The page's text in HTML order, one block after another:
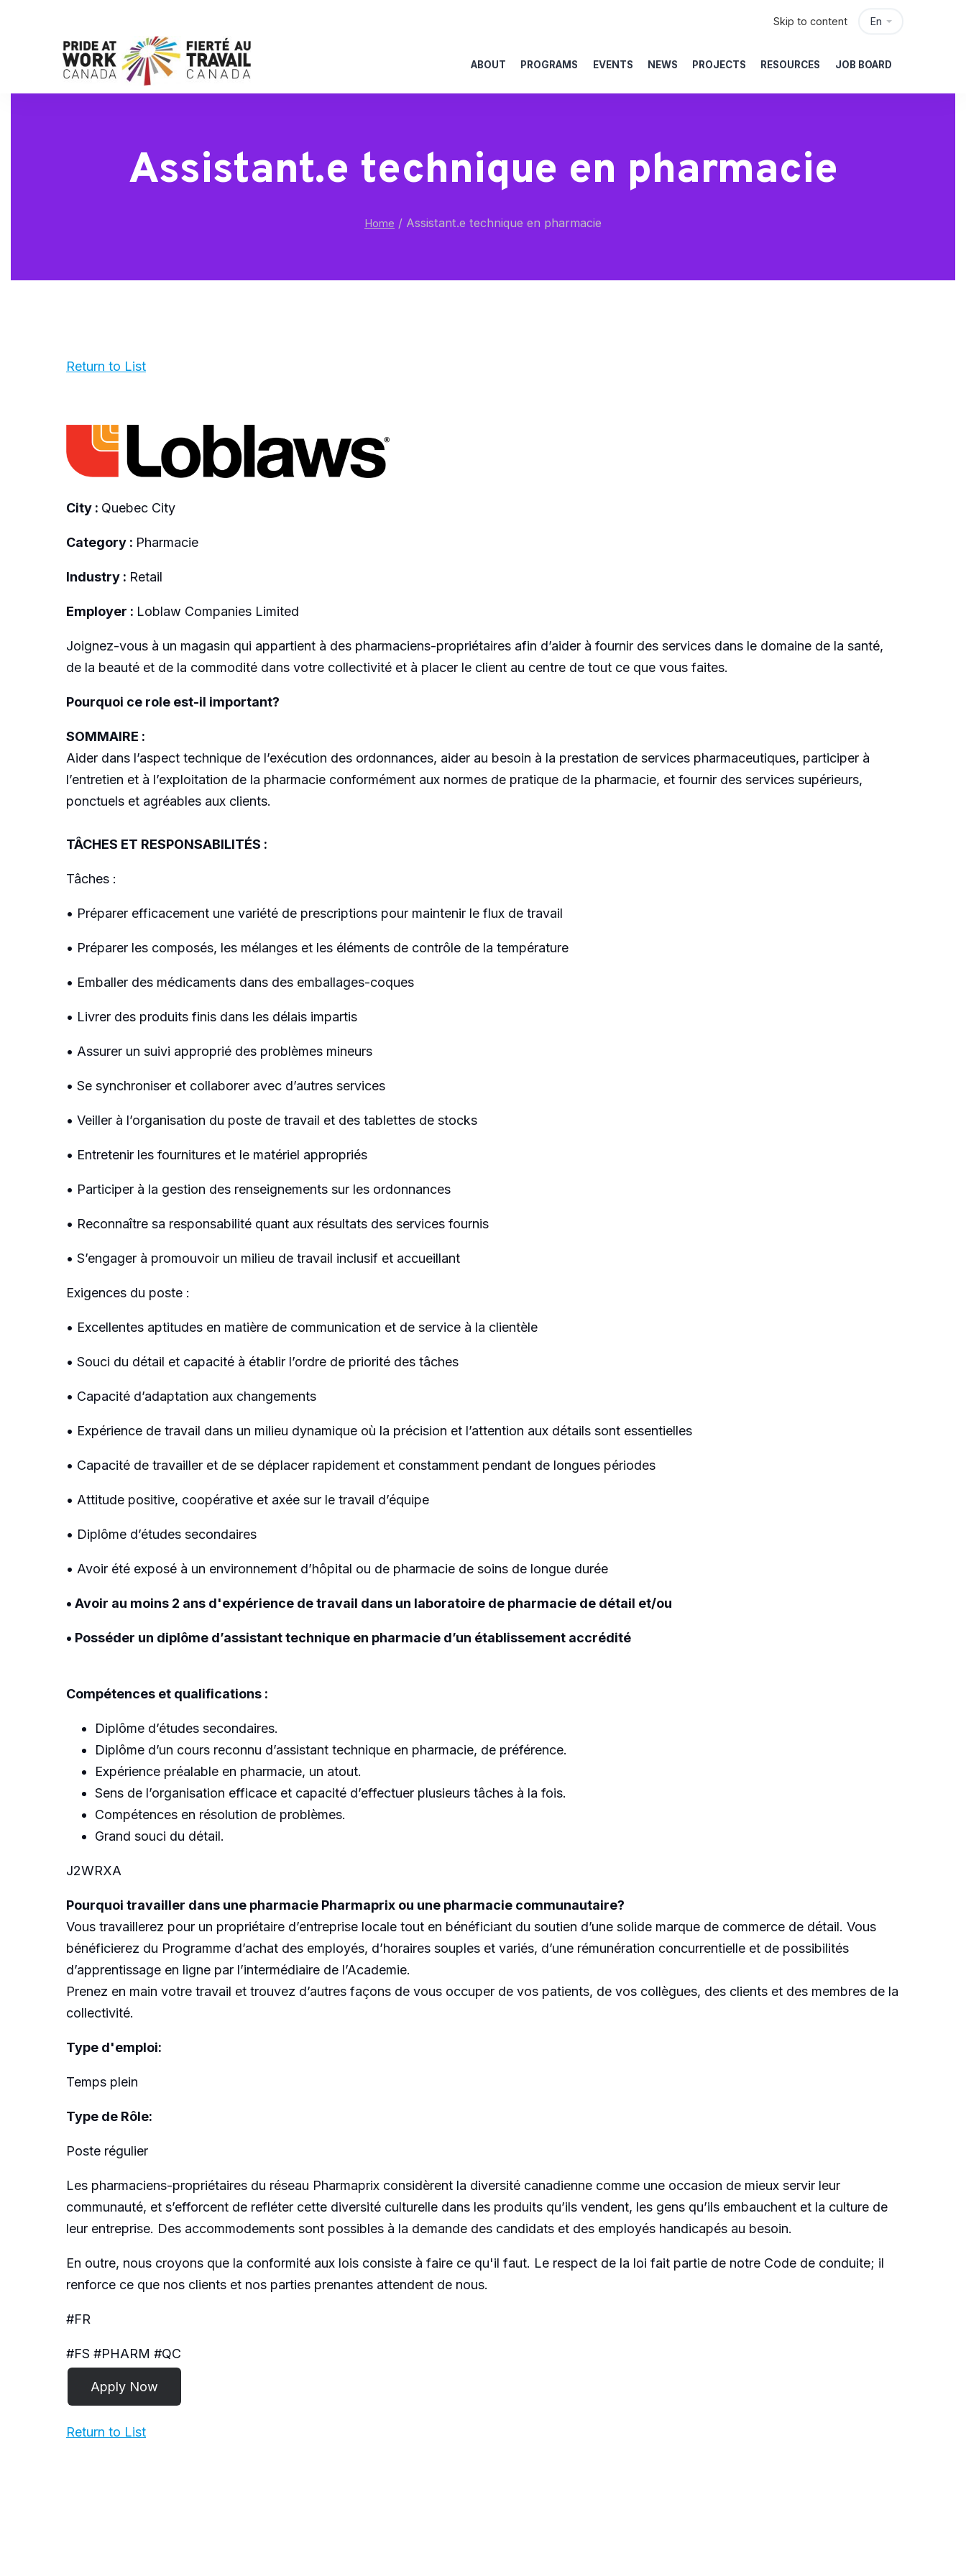
En
Skip to content
ABOUT PROGRAMS EVENTS NEWS PROJECTS RESOURCES JOB BOARD
Assistant.e technique en pharmacie
Home / Assistant.e technique en pharmacie
Return to List
City : Quebec City
Category : Pharmacie
Industry : Retail
Employer : Loblaw Companies Limited
Joignez-vous à un magasin qui appartient à des pharmaciens-propriétaires afin d’aider à fournir des services dans le domaine de la santé,
de la beauté et de la commodité dans votre collectivité et à placer le client au centre de tout ce que vous faites.
Pourquoi ce role est-il important?
SOMMAIRE :
Aider dans l’aspect technique de l’exécution des ordonnances, aider au besoin à la prestation de services pharmaceutiques, participer à
l’entretien et à l’exploitation de la pharmacie conformément aux normes de pratique de la pharmacie, et fournir des services supérieurs,
ponctuels et agréables aux clients.
TÂCHES ET RESPONSABILITÉS :
Tâches :
• Préparer efficacement une variété de prescriptions pour maintenir le flux de travail
• Préparer les composés, les mélanges et les éléments de contrôle de la température
• Emballer des médicaments dans des emballages-coques
• Livrer des produits finis dans les délais impartis
• Assurer un suivi approprié des problèmes mineurs
• Se synchroniser et collaborer avec d’autres services
• Veiller à l’organisation du poste de travail et des tablettes de stocks
• Entretenir les fournitures et le matériel appropriés
• Participer à la gestion des renseignements sur les ordonnances
• Reconnaître sa responsabilité quant aux résultats des services fournis
• S’engager à promouvoir un milieu de travail inclusif et accueillant
Exigences du poste :
• Excellentes aptitudes en matière de communication et de service à la clientèle
• Souci du détail et capacité à établir l’ordre de priorité des tâches
• Capacité d’adaptation aux changements
• Expérience de travail dans un milieu dynamique où la précision et l’attention aux détails sont essentielles
• Capacité de travailler et de se déplacer rapidement et constamment pendant de longues périodes
• Attitude positive, coopérative et axée sur le travail d’équipe
• Diplôme d’études secondaires
• Avoir été exposé à un environnement d’hôpital ou de pharmacie de soins de longue durée
• Avoir au moins 2 ans d'expérience de travail dans un laboratoire de pharmacie de détail et/ou
• Posséder un diplôme d’assistant technique en pharmacie d’un établissement accrédité
Compétences et qualifications :
Diplôme d’études secondaires.
Diplôme d’un cours reconnu d’assistant technique en pharmacie, de préférence.
Expérience préalable en pharmacie, un atout.
Sens de l’organisation efficace et capacité d’effectuer plusieurs tâches à la fois.
Compétences en résolution de problèmes.
Grand souci du détail.
J2WRXA
Pourquoi travailler dans une pharmacie Pharmaprix ou une pharmacie communautaire?
Vous travaillerez pour un propriétaire d’entreprise locale tout en bénéficiant du soutien d’une solide marque de commerce de détail. Vous
bénéficierez du Programme d’achat des employés, d’horaires souples et variés, d’une rémunération concurrentielle et de possibilités
d’apprentissage en ligne par l’intermédiaire de l’Academie.
Prenez en main votre travail et trouvez d’autres façons de vous occuper de vos patients, de vos collègues, des clients et des membres de la
collectivité.
Type d'emploi:
Temps plein
Type de Rôle:
Poste régulier
Les pharmaciens-propriétaires du réseau Pharmaprix considèrent la diversité canadienne comme une occasion de mieux servir leur
communauté, et s’efforcent de refléter cette diversité culturelle dans les produits qu’ils vendent, les gens qu’ils embauchent et la culture de
leur entreprise. Des accommodements sont possibles à la demande des candidats et des employés handicapés au besoin.
En outre, nous croyons que la conformité aux lois consiste à faire ce qu'il faut. Le respect de la loi fait partie de notre Code de conduite; il
renforce ce que nos clients et nos parties prenantes attendent de nous.
#FR
#FS #PHARM #QC
Return to List